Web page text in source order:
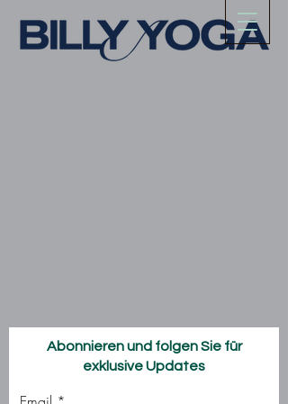
Abonnieren und folgen Sie für
exklusive Updates